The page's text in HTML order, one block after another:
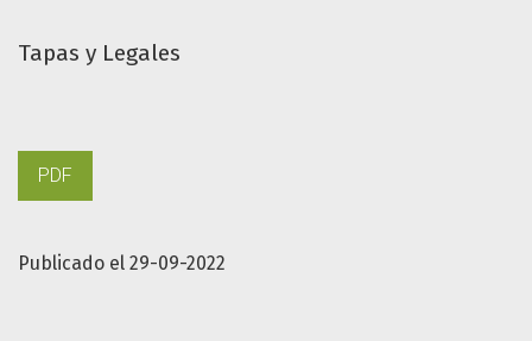
Tapas y Legales
Publicado el 29-09-2022
PDF